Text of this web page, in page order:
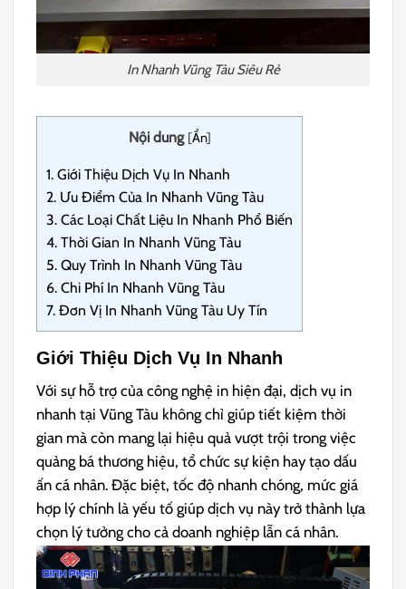
In Nhanh Vũng Tàu Siêu Rẻ
Nội dung [Ẩn]
1. Giới Thiệu Dịch Vụ In Nhanh
2. Ưu Điểm Của In Nhanh Vũng Tàu
3. Các Loại Chất Liệu In Nhanh Phổ Biến
4. Thời Gian In Nhanh Vũng Tàu
5. Quy Trình In Nhanh Vũng Tàu
6. Chi Phí In Nhanh Vũng Tàu
7. Đơn Vị In Nhanh Vũng Tàu Uy Tín
Giới Thiệu Dịch Vụ In Nhanh
Với sự hỗ trợ của công nghệ in hiện đại, dịch vụ in
nhanh tại Vũng Tàu không chỉ giúp tiết kiệm thời
gian mà còn mang lại hiệu quả vượt trội trong việc
quảng bá thương hiệu, tổ chức sự kiện hay tạo dấu
ấn cá nhân. Đặc biệt, tốc độ nhanh chóng, mức giá
hợp lý chính là yếu tố giúp dịch vụ này trở thành lựa
chọn lý tưởng cho cả doanh nghiệp lẫn cá nhân.